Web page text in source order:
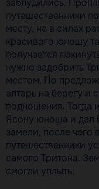
заблудились.
путешественники
месту, не в силах
красивого юношу
получается
нужно задобрить
местом. По
алтарь на берегу и
подношения. Тогда
Ясону юноша и дал
замели, после чего
путешественники
самого Тритона.
смогли уплыть.